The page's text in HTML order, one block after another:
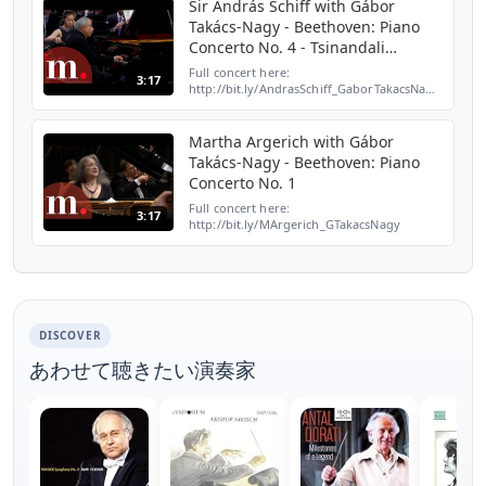
3:17
Sir András Schiff with Gábor
Takács-Nagy - Beethoven: Piano
Concerto No. 4 - Tsinandali
Festival
Full concert here:
http://bit.ly/
Subscribe to our c...
3:17
Martha Argerich with Gábor
Takács-Nagy - Beethoven: Piano
Concerto No. 1
Full concert here:
http://bit.ly/MArgerich_GTakacsNagy
van Beethoven, Piano Concerto No. 1 in C...
DISCOVER
あわせて聴きたい演奏家